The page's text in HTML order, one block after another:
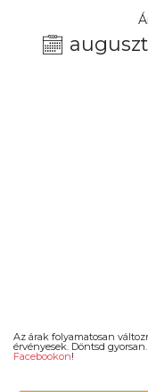
Az árak folyamatosan
érvényesek. Döntsd
Facebookon!